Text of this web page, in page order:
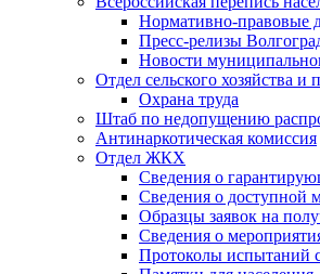
Нормативно-правовые
Пресс-релизы
Новости
Отдел сельского хозяйства и
Охрана труда
Штаб по недопущению
Антинаркотическая комиссия
Отдел ЖКХ
Сведения о
Сведения о доступной
Образцы заявок на
Сведения о
Протоколы испытаний